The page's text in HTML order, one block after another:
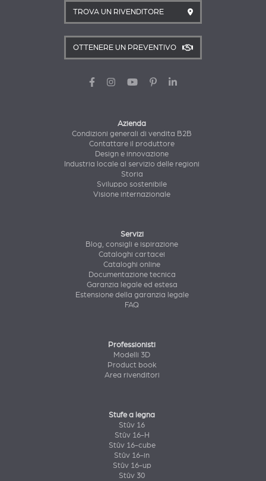
TROVA UN RIVENDITORE
OTTENERE UN PREVENTIVO
Azienda
Condizioni generali di vendita B2B
Contattare il produttore
Design e innovazione
Industria locale al servizio delle regioni
Storia
Sviluppo sostenibile
Visione internazionale
Servizi
Blog, consigli e ispirazione
Cataloghi cartacei
Cataloghi online
Documentazione tecnica
Garanzia legale ed estesa
Estensione della garanzia legale
FAQ
Professionisti
Modelli 3D
Product book
Area rivenditori
Stufe a legna
Stûv 16
Stûv 16-H
Stûv 16-cube
Stûv 16-in
Stûv 16-up
Stûv 30